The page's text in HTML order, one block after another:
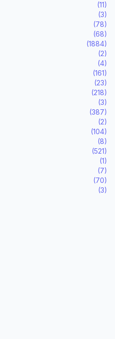
(11)
(3)
(78)
(68)
(1884)
(2)
(4)
(161)
(23)
(218)
(3)
(387)
(2)
(104)
(8)
(521)
(1)
(7)
(70)
(3)